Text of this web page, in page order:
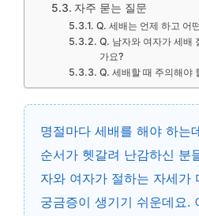
자주 묻는 질문
Q. 세배는 언제 하고 어
Q. 남자와 여자가 세배
가요?
Q. 세배할 때 주의해야
명절마다 세배를 해야 하는
순서가 헷갈려 난감하신 분
자와 여자가 절하는 자세가
궁금증이 생기기 쉬운데요.